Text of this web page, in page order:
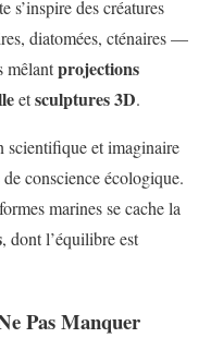
s’inspire des créatures
diatomées, cténaires —
mêlantprojections
etsculptures 3D.
scientifique et imaginaire
conscience écologique.
marines se cache la
, dont l’équilibre est
Pas Manquer